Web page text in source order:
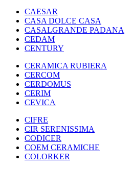
CAESAR
CASA DOLCE CASA
CASALGRANDE PADANA
CEDAM
CENTURY
CERAMICA RUBIERA
CERCOM
CERDOMUS
CERIM
CEVICA
CIFRE
CIR SERENISSIMA
CODICER
COEM CERAMICHE
COLORKER